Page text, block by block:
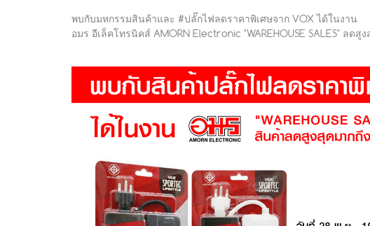
พบกับมหกรรมสินค้าและ #ปลั๊กไฟลดราคาพิเศษจาก VOX ได้ในงาน
อมร อีเล็คโทรนิคส์ AMORN Electronic "WAREHOUSE SALES" ลดสูง